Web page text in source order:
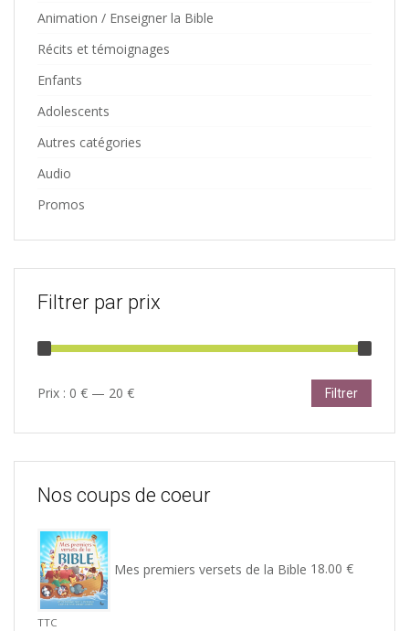
Animation / Enseigner la Bible
Récits et témoignages
Enfants
Adolescents
Autres catégories
Audio
Promos
Filtrer par prix
Prix
Prix
Filtrer
Prix : 0 € — 20 €
Nos coups de coeur
Mes premiers versets de la Bible 18.00 €
TTC